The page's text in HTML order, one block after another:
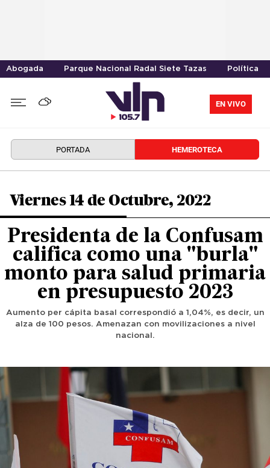
Abogada Parque Nacional Radal Siete Tazas Política
EN VIVO
PORTADA HEMEROTECA
Viernes 14 de Octubre, 2022
Presidenta de la Confusam
califica como una "burla"
monto para salud primaria
en presupuesto 2023
Aumento per cápita basal correspondió a 1,04%, es decir, un
alza de 100 pesos. Amenazan con movilizaciones a nivel
nacional.